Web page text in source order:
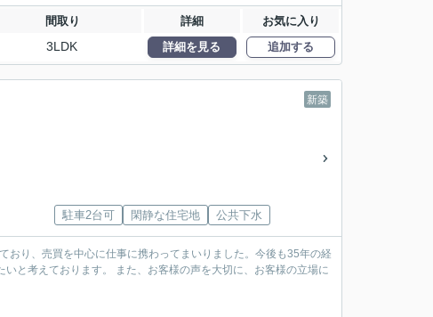
間取り 詳細 お気に入り
3LDK 詳細を見る 追加する
新築
駐車2台可 閑静な住宅地 公共下水
り、売買を中心に仕事に携わってまいりました。今後も35年の経
と考えております。 また、お客様の声を大切に、お客様の立場に